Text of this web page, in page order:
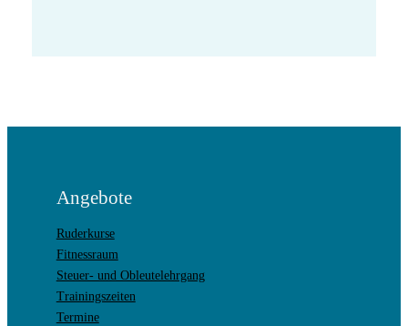
Angebote
Ruderkurse
Fitnessraum
Steuer- und Obleutelehrgang
Trainingszeiten
Termine